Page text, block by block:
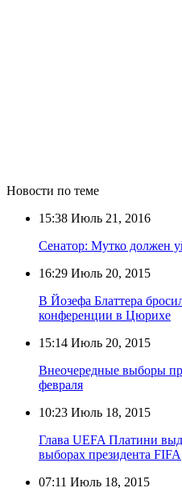
Новости по теме
15:38 Июль 21, 2016
Сенатор: Мутко должен
16:29 Июль 20, 2015
В Йозефа Блаттера
конференции в Цюрихе
15:14 Июль 20, 2015
Внеочередные выборы
февраля
10:23 Июль 18, 2015
Глава UEFA Платини
выборах президента FIFA
07:11 Июль 18, 2015